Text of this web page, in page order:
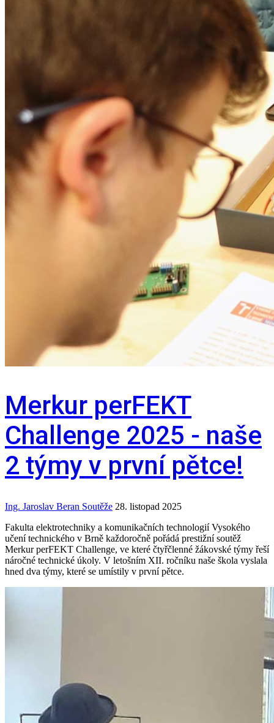
Merkur perFEKT
Challenge 2025 - naše
2 týmy v první pětce!
Ing. Jaroslav Beran Soutěže 28. listopad 2025
Fakulta elektrotechniky a komunikačních technologií Vysokého
učení technického v Brně každoročně pořádá prestižní soutěž
Merkur perFEKT Challenge, ve které čtyřčlenné žákovské týmy řeší
náročné technické úkoly. V letošním XII. ročníku naše škola vyslala
hned dva týmy, které se umístily v první pětce.